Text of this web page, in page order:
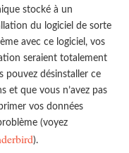
stocké à un
du logiciel de sorte
avec ce logiciel, vos
seraient totalement
pouvez désinstaller ce
et que vous n’avez pas
vos données
(voyez
).